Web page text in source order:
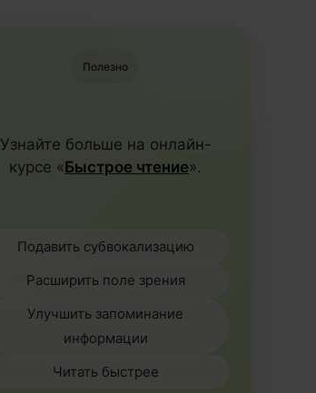
Полезно
Узнайте больше на онлайн-
курсе «Быстрое чтение».
Подавить субвокализацию
Расширить поле зрения
Улучшить запоминание
информации
Читать быстрее